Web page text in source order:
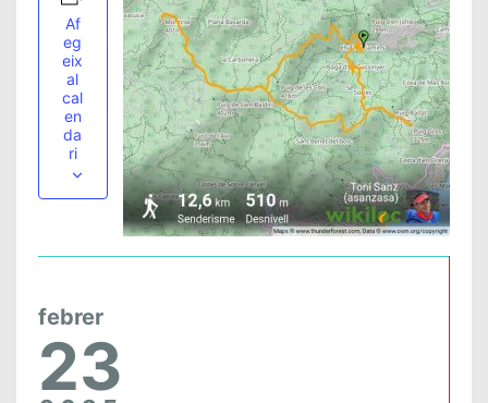
Af
eg
eix
al
cal
en
da
ri
febrer
23